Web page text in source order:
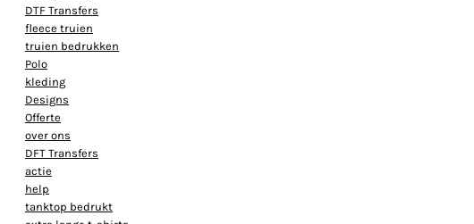
DTF Transfers
fleece truien
truien bedrukken
Polo
kleding
Designs
Offerte
over ons
DFT Transfers
actie
help
tanktop bedrukt